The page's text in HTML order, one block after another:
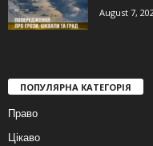
August 7,
ПОПУЛЯРНА КАТЕГОРІЯ
Право
Цікаво